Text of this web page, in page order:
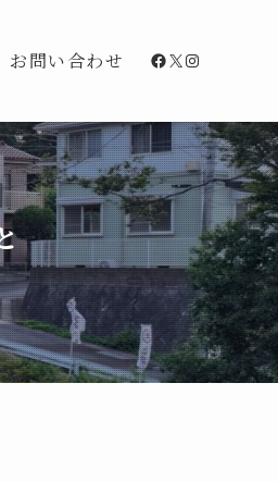
お問い合わせ Facebook
X